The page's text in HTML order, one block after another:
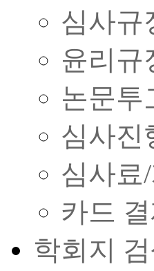
심사규
윤리규
논문투
심사진
심사료
카드
학회지